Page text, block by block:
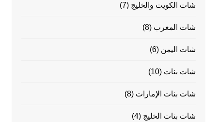
شات الكويت والخليج (7)
شات المغرب (8)
شات اليمن (6)
شات بنات (10)
شات بنات الإمارات (8)
شات بنات الخليج (4)